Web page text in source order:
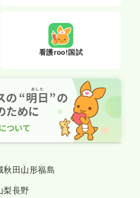
看護roo!国試
秋田山形福島
梨長野